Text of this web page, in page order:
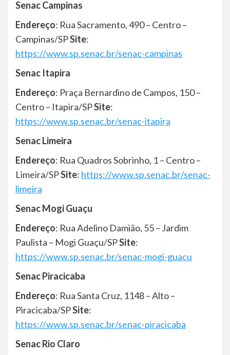
Senac Campinas
Endereço: Rua Sacramento, 490 – Centro –
Campinas/SPSite:
https://www.sp.senac.br/senac-campinas
Senac Itapira
Endereço: Praça Bernardino de Campos, 150 –
Centro – Itapira/SPSite:
https://www.sp.senac.br/senac-itapira
Senac Limeira
Endereço: Rua Quadros Sobrinho, 1 – Centro –
Limeira/SPSite: https://www.sp.senac.br/senac-
limeira
Senac Mogi Guaçu
Endereço: Rua Adelino Damião, 55 – Jardim
Paulista – Mogi Guaçu/SPSite:
https://www.sp.senac.br/senac-mogi-guacu
Senac Piracicaba
Endereço: Rua Santa Cruz, 1148 – Alto –
Piracicaba/SPSite:
https://www.sp.senac.br/senac-piracicaba
Senac Rio Claro